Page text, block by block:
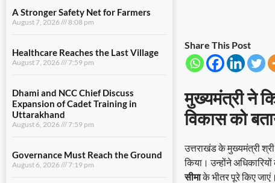
A Stronger Safety Net for Farmers
August 7, 2026 8:08 pm
Healthcare Reaches the Last Village
August 7, 2026 7:59 pm
Dhami and NCC Chief Discuss
Expansion of Cadet Training in
Uttarakhand
August 6, 2026 7:59 pm
Governance Must Reach the Ground
August 6, 2026 7:19 pm
Share This Post
मुख्यमंत्री ने
विकास को
उत्तराखंड के मुख्यमंत्री श्री
किया। उन्होंने अधिकारियों
सीमाके भीतर पूरे किए जाएं।